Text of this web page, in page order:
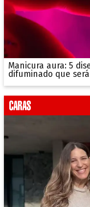
Manicura aura: 5
difuminado que